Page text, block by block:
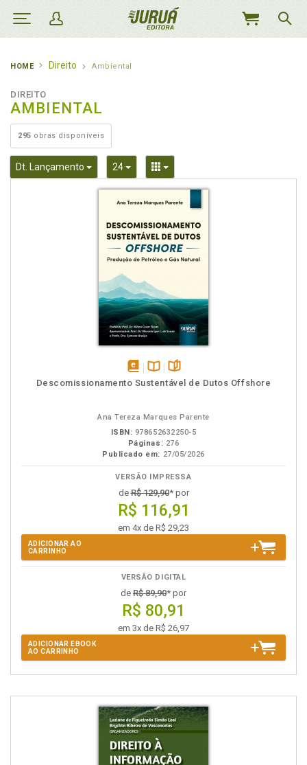
MEU
HOME Direito Ambiental
DIREITO
AMBIENTAL
295 obras disponíveis
Dt. Lançamento Toggle Dropdown
24 Toggle DropdownToggle Dropdown
disponívelDisponível
páginas
Descomissionamento Sustentável de Dutos Offshore
Ana Tereza Marques Parente
ISBN: 978652632250-5
Páginas: 276
Publicado em: 27/05/2026
VERSÃO IMPRESSA
deR$ 129,90* por
R$ 116,91
em 4x de R$ 29,23
ADICIONAR AO
CARRINHO
VERSÃO DIGITAL
de R$ 89,90* por
R$ 80,91
em 3x de R$ 26,97
ADICIONAR EBOOK
AO CARRINHO